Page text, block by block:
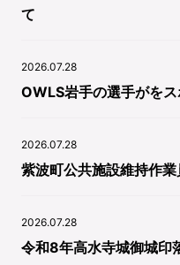
て
2026.07.28
OWLS岩手の選手がを
2026.07.28
紫波町公共施設維持作
2026.07.28
令和8年高水寺城御城印